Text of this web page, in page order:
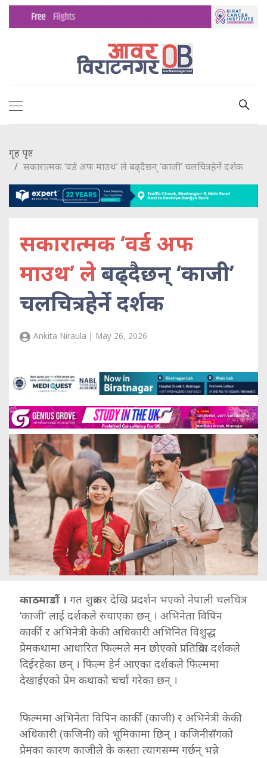
गृह पृष्ट
सकारात्मक ‘वर्ड अफ माउथ’ ले बढ्दैछन् ‘काजी’ चलचित्रहेर्ने दर्शक
सकारात्मक ‘वर्ड अफ
माउथ’ लेबढ्दैछन् ‘काजी’
चलचित्रहेर्ने दर्शक
Ankita Niraula | May 26, 2026
काठमाडौं । गत शुक्रबार देखि प्रदर्शन भएको नेपाली चलचित्र
‘काजी’ लाई दर्शकले रुचाएका छन् । अभिनेता विपिन
कार्की र अभिनेत्री केकी अधिकारी अभिनित विशुद्ध
प्रेमकथामा आधारित फिल्मले मन छोएको प्रतिक्रिया दर्शकले
दिईरहेका छन् । फिल्म हेर्न आएका दर्शकले फिल्ममा
देखाईएको प्रेम कथाको चर्चा गरेका छन् ।
फिल्ममा अभिनेता विपिन कार्की (काजी) र अभिनेत्री केकी
अधिकारी (कजिनी) को भूमिकामा छिन् । कजिनीसँगको
प्रेमका कारण काजीले के कस्ता त्यागसम्म गर्छन् भन्ने